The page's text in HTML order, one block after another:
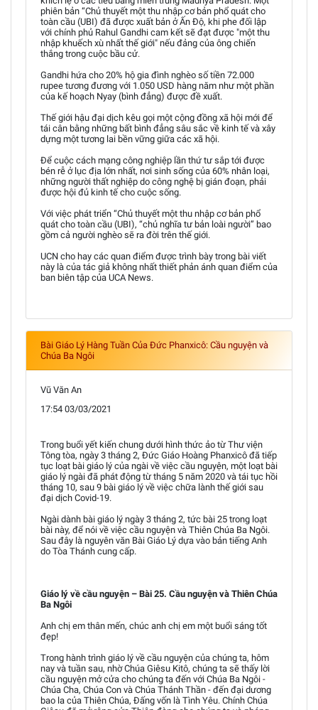
phiên bản “Chủ thuyết một thu nhập cơ bản phổ quát cho
toàn cầu (UBI) đã được xuất bản ở Ấn Độ, khi phe đối lập
với chính phủ Rahul Gandhi cam kết sẽ đạt được "một thu
nhập khuếch xù nhất thế giới" nếu đảng của ông chiến
thắng trong cuộc bầu cử.
Gandhi hứa cho 20% hộ gia đình nghèo số tiền 72.000
rupee tương đương với 1.050 USD hàng năm như một phần
của kế hoạch Nyay (bình đẳng) được đề xuất.
Thế giới hậu đại dịch kêu gọi một cộng đồng xã hội mới để
tái cân bằng những bất bình đẳng sâu sắc về kinh tế và xây
dựng một tương lai bền vững giữa các xã hội.
Để cuộc cách mạng công nghiệp lần thứ tư sắp tới được
bén rễ ở lục địa lớn nhất, nơi sinh sống của 60% nhân loại,
những người thất nghiệp do công nghệ bị gián đoạn, phải
được hội đủ kinh tế cho cuộc sống.
Với việc phát triển “Chủ thuyết một thu nhập cơ bản phổ
quát cho toàn cầu (UBI), “chủ nghĩa tư bản loài người” bao
gồm cả người nghèo sẽ ra đời trên thế giới.
UCN cho hay các quan điểm được trình bày trong bài viết
này là của tác giả không nhất thiết phản ánh quan điểm của
ban biên tập của UCA News.
Bài Giáo Lý Hàng Tuần Của Đức Phanxicô: Cầu nguyện và
Chúa Ba Ngôi
Vũ Văn An
17:54 03/03/2021
Trong buổi yết kiến chung dưới hình thức ảo từ Thư viện
Tông tòa, ngày 3 tháng 2, Đức Giáo Hoàng Phanxicô đã tiếp
tục loạt bài giáo lý của ngài về việc cầu nguyện, một loạt bài
giáo lý ngài đã phát động từ tháng 5 năm 2020 và tái tục hồi
tháng 10, sau 9 bài giáo lý về việc chữa lành thế giới sau
đại dịch Covid-19.
Ngài dành bài giáo lý ngày 3 tháng 2, tức bài 25 trong loạt
bài này, để nói về việc cầu nguyện và Thiên Chúa Ba Ngôi.
Sau đây là nguyên văn Bài Giáo Lý dựa vào bản tiếng Anh
do Tòa Thánh cung cấp.
Giáo lý về cầu nguyện – Bài 25. Cầu nguyện và Thiên Chúa
Ba Ngôi
Anh chị em thân mến, chúc anh chị em một buổi sáng tốt
đẹp!
Trong hành trình giáo lý về cầu nguyện của chúng ta, hôm
nay và tuần sau, nhờ Chúa Giêsu Kitô, chúng ta sẽ thấy lời
cầu nguyện mở cửa cho chúng ta đến với Chúa Ba Ngôi -
Chúa Cha, Chúa Con và Chúa Thánh Thần - đến đại dương
bao la của Thiên Chúa, Đấng vốn là Tình Yêu. Chính Chúa